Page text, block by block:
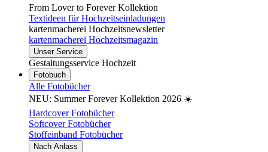
From Lover to Forever Kollektion
Textideen für Hochzeitseinladungen
kartenmacherei Hochzeitsnewsletter
kartenmacherei Hochzeitsmagazin
Unser Service
Gestaltungsservice Hochzeit
Fotobuch
Alle Fotobücher
NEU: Summer Forever Kollektion 2026 ☀️
Hardcover Fotobücher
Softcover Fotobücher
Stoffeinband Fotobücher
Nach Anlass